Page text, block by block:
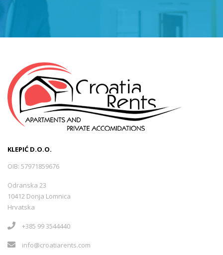
KLEPIĆ D.O.O.
OIB: 57971859676
Odranska 23
10412 Donja Lomnica
Hrvatska
+385 99 3544440
info@croatiarents.com